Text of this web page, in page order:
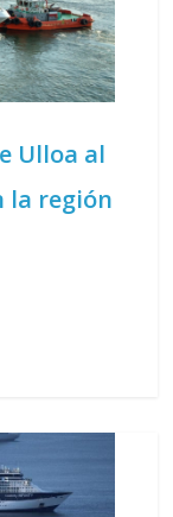
Ulloa al
la región